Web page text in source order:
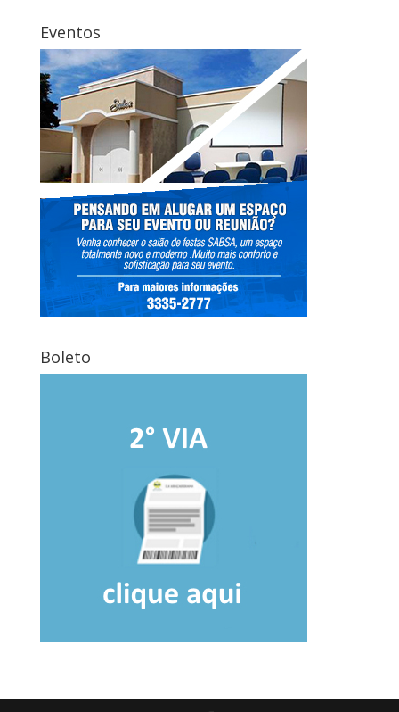
Eventos
Boleto